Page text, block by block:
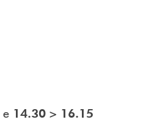
e 14.30 > 16.15